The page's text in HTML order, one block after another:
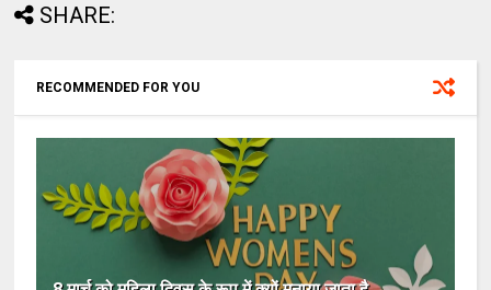
SHARE:
RECOMMENDED FOR YOU